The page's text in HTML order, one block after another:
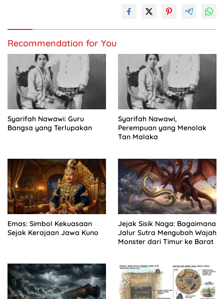
Recommendation for You
Syarifah Nawawi: Guru
Bangsa yang Terlupakan
Syarifah Nawawi,
Perempuan yang Menolak
Tan Malaka
Emas: Simbol Kekuasaan
Sejak Kerajaan Jawa Kuno
Jejak Sisik Naga: Bagaimana
Jalur Sutra Mengubah Wajah
Monster dari Timur ke Barat